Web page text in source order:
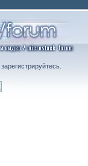
зарегистрируйтесь.